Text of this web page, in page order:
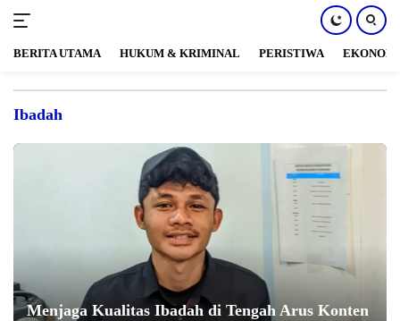
konten
BERITA UTAMA HUKUM & KRIMINAL PERISTIWA EKONOMI
Ibadah
Menjaga Kualitas Ibadah di Tengah Arus Konten